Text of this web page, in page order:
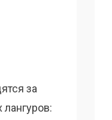
за